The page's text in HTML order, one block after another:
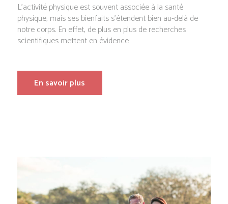
L’activité physique est souvent associée à la santé
physique, mais ses bienfaits s’étendent bien au-delà de
notre corps. En effet, de plus en plus de recherches
scientifiques mettent en évidence
En savoir plus